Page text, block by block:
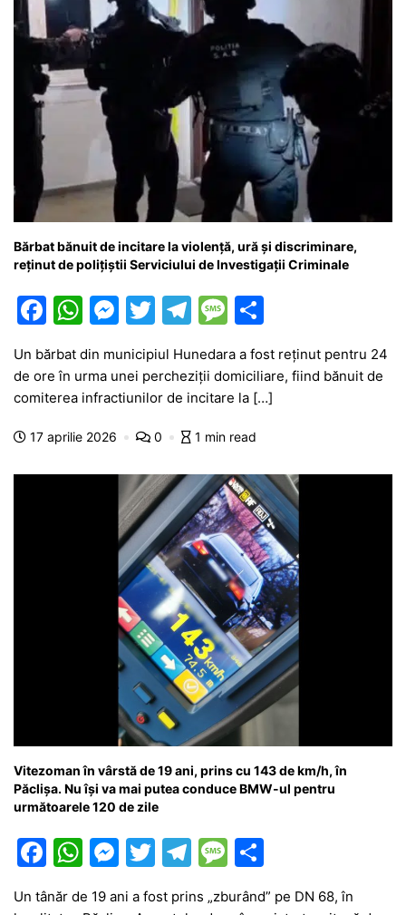
Bărbat bănuit de incitare la violență, ură și discriminare,
reținut de polițiștii Serviciului de Investigații Criminale
F
c
e
b
o
o
W
h
at
s
A
p
M
e
s
s
e
g
er
T
w
itt
er
T
e
gr
a
M
s
s
a
e
ta
je
ă
Un bărbat din municipiul Hunedara a fost reținut pentru 24
de ore în urma unei percheziții domiciliare, fiind bănuit de
comiterea infractiunilor de incitare la […]
17 aprilie 2026 0 1 min read
Vitezoman în vârstă de 19 ani, prins cu 143 de km/h, în
Păclișa. Nu își va mai putea conduce BMW-ul pentru
următoarele 120 de zile
F
W M
e
T
T
M
Un tânăr de 19 ani a fost prins „zburând” pe DN 68, în